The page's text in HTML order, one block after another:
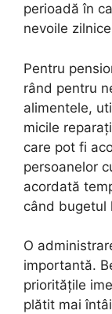
perioadă în
nevoile
Pentru
rând pentru
alimentele,
micile
care pot fi
persoanelor
acordată
când bugetul
O
importantă.
prioritățile
plătit mai